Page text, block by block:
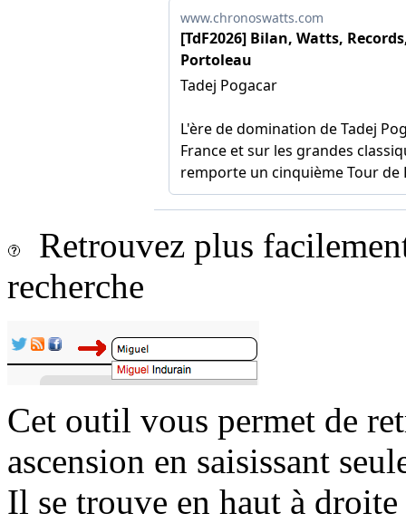
Retrouvez plus
recherche
Cet outil vous permet de
ascension en saisissant
Il se trouve en haut à